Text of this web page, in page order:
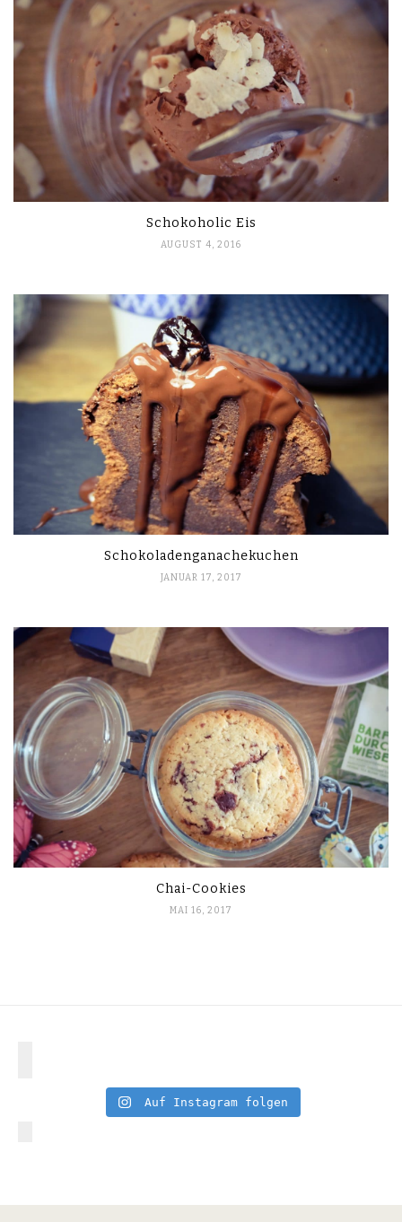
Schokoholic Eis
AUGUST 4, 2016
Schokoladenganachekuchen
JANUAR 17, 2017
Chai-Cookies
MAI 16, 2017
Auf Instagram folgen